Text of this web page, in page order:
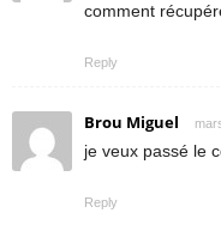
comment
Reply
Brou Miguel
je veux passé le
Reply